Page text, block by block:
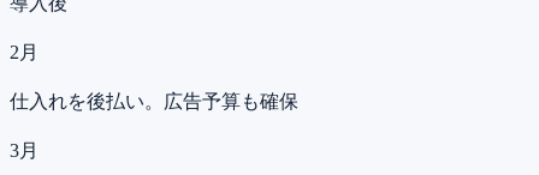
2月
仕入れを後払い。広告予算も確保
3月